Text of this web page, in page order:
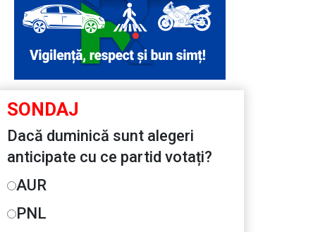
SONDAJ
Dacă duminică sunt alegeri
anticipate cu ce partid votați?
AUR
PNL